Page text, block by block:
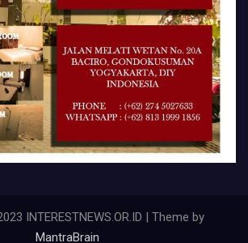
INTERESTNEWS.OR.ID | Theme by
MantraBrain